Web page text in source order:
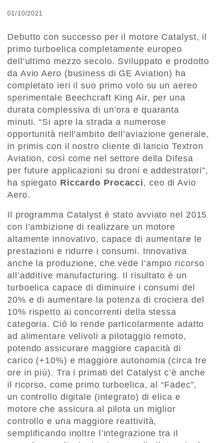
01/10/2021
Debutto con successo per il motore Catalyst, il
primo turboelica completamente europeo
dell’ultimo mezzo secolo. Sviluppato e prodotto
da Avio Aero (business di GE Aviation) ha
completato ieri il suo primo volo su un aereo
sperimentale Beechcraft King Air, per una
durata complessiva di un’ora e quaranta
minuti. “Si apre la strada a numerose
opportunità nell’ambito dell’aviazione generale,
in primis con il nostro cliente di lancio Textron
Aviation, così come nel settore della Difesa
per future applicazioni su droni e addestratori”,
ha spiegato Riccardo Procacci, ceo di Avio
Aero.
Il programma Catalyst è stato avviato nel 2015
con l’ambizione di realizzare un motore
altamente innovativo, capace di aumentare le
prestazioni e ridurre i consumi. Innovativa
anche la produzione, che vede l’ampio ricorso
all’additive manufacturing. Il risultato è un
turboelica capace di diminuire i consumi del
20% e di aumentare la potenza di crociera del
10% rispetto ai concorrenti della stessa
categoria. Ciò lo rende particolarmente adatto
ad alimentare velivoli a pilotaggio remoto,
potendo assicurare maggiore capacità di
carico (+10%) e maggiore autonomia (circa tre
ore in più). Tra i primati del Catalyst c’è anche
il ricorso, come primo turboelica, al “Fadec”,
un controllo digitale (integrato) di elica e
motore che assicura al pilota un miglior
controllo e una maggiore reattività,
semplificando inoltre l’integrazione tra il